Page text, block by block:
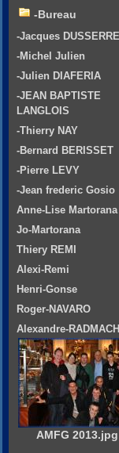
-Bureau
-Jacques DUSSERRE
-Michel Julien
-Julien DIAFERIA
-JEAN BAPTISTE
LANGLOIS
-Thierry NAY
-Bernard BERISSET
-Pierre LEVY
-Jean frederic Gosio
Anne-Lise Martorana
Jo-Martorana
Thiery REMI
Alexi-Remi
Henri-Gonse
Roger-NAVARO
Alexandre-
AMFG 2013.jpg